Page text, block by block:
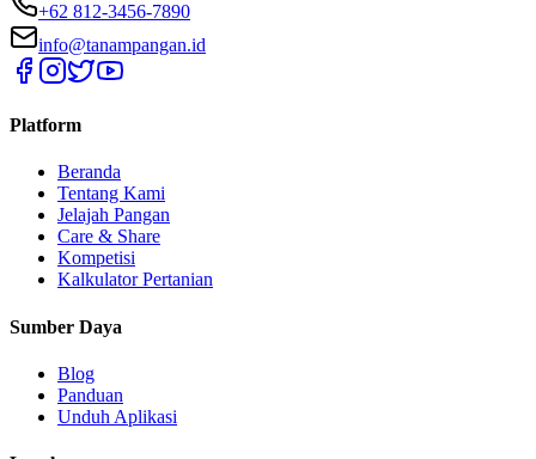
+62 812-3456-7890
info@tanampangan.id
Platform
Beranda
Tentang Kami
Jelajah Pangan
Care & Share
Kompetisi
Kalkulator Pertanian
Sumber Daya
Blog
Panduan
Unduh Aplikasi